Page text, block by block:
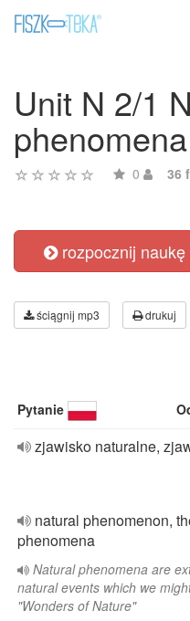
Unit N 2/1
phenomena
0 36
rozpocznij naukę
ściągnij mp3 drukuj
Pytanie
zjawisko naturalne,
natural phenomenon,
phenomena
Natural phenomena are
natural events which we
"Wonders of Nature"